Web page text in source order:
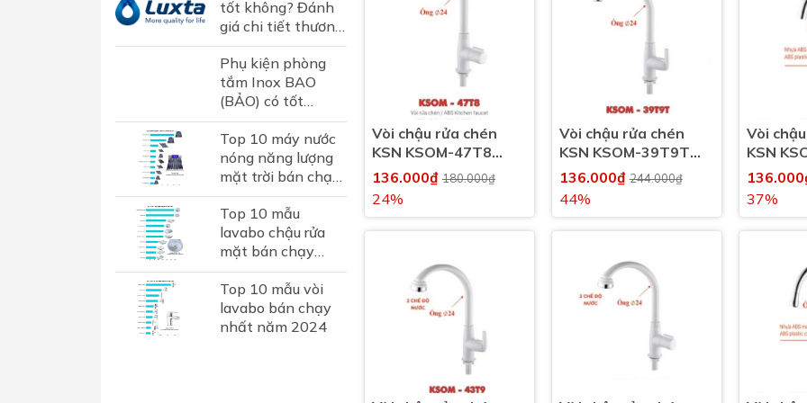
Vòi chậu rửa chén
KSN KSOM-47T8
nước lạnh
136.000₫ 180.000₫
24%
Vòi chậu rửa chén
KSN KSOM-39T9T
nước lạnh
136.000₫244.000₫
44%
Vòi
KSN
nước
37%
tốt không? Đánh
giá chi tiết thương
hiệu sen vòi Luxta
tại Việt Nam
Phụ kiện phòng
tắm Inox BAO
(BẢO) có tốt
không? Đánh giá
chi tiết thương
hiệu phụ kiện inox
hơn...
Top 10 máy nước
nóng năng lượng
mặt trời bán chạy
nhất 2024
Top 10 mẫu
lavabo chậu rửa
mặt bán chạy
nhất năm 2024
Top 10 mẫu vòi
lavabo bán chạy
nhất năm 2024